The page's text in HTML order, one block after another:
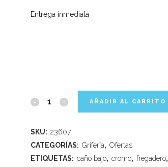
Entrega inmediata
AÑADIR AL CARRITO
SKU: 23607
CATEGORÍAS: Grifería, Ofertas
ETIQUETAS: caño bajo, cromo, fregadero,